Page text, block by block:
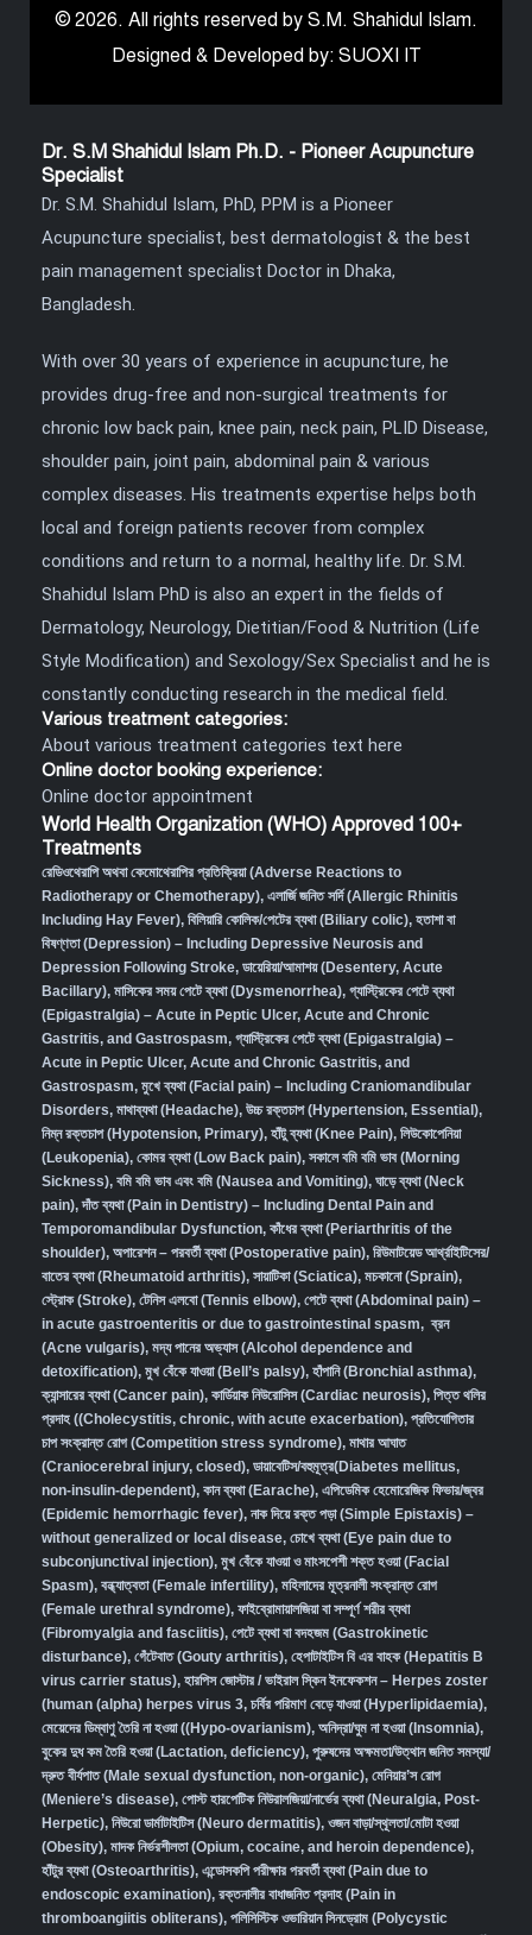
© 2026. All rights reserved by S.M. Shahidul Islam.
Designed & Developed by: SUOXI IT
Dr. S.M Shahidul Islam Ph.D. - Pioneer Acupuncture
Specialist
Dr. S.M. Shahidul Islam, PhD, PPM is a Pioneer
Acupuncture specialist, best dermatologist & the best
pain management specialist Doctor in Dhaka,
Bangladesh.
With over 30 years of experience in acupuncture, he
provides drug-free and non-surgical treatments for
chronic low back pain, knee pain, neck pain, PLID Disease,
shoulder pain, joint pain, abdominal pain & various
complex diseases. His treatments expertise helps both
local and foreign patients recover from complex
conditions and return to a normal, healthy life. Dr. S.M.
Shahidul Islam PhD is also an expert in the fields of
Dermatology, Neurology, Dietitian/Food & Nutrition (Life
Style Modification) and Sexology/Sex Specialist and he is
constantly conducting research in the medical field.
Various treatment categories:
About various treatment categories text here
Online doctor booking experience:
Online doctor appointment
World Health Organization (WHO) Approved 100+
Treatments
রেডিওথেরাপি অথবা কেমোথেরাপির প্রতিক্রিয়া (Adverse Reactions to
Radiotherapy or Chemotherapy), এলার্জি জনিত সর্দি (Allergic Rhinitis
Including Hay Fever), বিলিয়ারি কোলিক/পেটের ব্যথা (Biliary colic), হতাশা বা
বিষণ্ণতা (Depression) – Including Depressive Neurosis and
Depression Following Stroke, ডায়েরিয়া/আমাশয় (Desentery, Acute
Bacillary), মাসিকের সময় পেটে ব্যথা (Dysmenorrhea), গ্যাস্ট্রিকের পেটে ব্যথা
(Epigastralgia) – Acute in Peptic Ulcer, Acute and Chronic
Gastritis, and Gastrospasm, গ্যাস্ট্রিকের পেটে ব্যথা (Epigastralgia) –
Acute in Peptic Ulcer, Acute and Chronic Gastritis, and
Gastrospasm, মুখে ব্যথা (Facial pain) – Including Craniomandibular
Disorders, মাথাব্যথা (Headache), উচ্চ রক্তচাপ (Hypertension, Essential),
নিম্ন রক্তচাপ (Hypotension, Primary), হাঁটু ব্যথা (Knee Pain), লিউকোপেনিয়া
(Leukopenia), কোমর ব্যথা (Low Back pain), সকালে বমি বমি ভাব (Morning
Sickness), বমি বমি ভাব এবং বমি (Nausea and Vomiting), ঘাড়ে ব্যথা (Neck
pain),দাঁত ব্যথা (Pain in Dentistry) – Including Dental Pain and
Temporomandibular Dysfunction, কাঁধের ব্যথা (Periarthritis of the
shoulder), অপারেশন – পরবর্তী ব্যথা (Postoperative pain), রিউমাটয়েড আর্থ্রাইটিসের/
বাতের ব্যথা (Rheumatoid arthritis), সায়াটিকা (Sciatica), মচকানো (Sprain),
স্ট্রোক (Stroke), টেনিস এলবো (Tennis elbow), পেটে ব্যথা (Abdominal pain) –
in acute gastroenteritis or due to gastrointestinal spasm, ব্রন
(Acne vulgaris), মদ্য পানের অভ্যাস (Alcohol dependence and
detoxification), মুখ বেঁকে যাওয়া (Bell’s palsy), হাঁপানি (Bronchial asthma),
ক্যান্সারের ব্যথা (Cancer pain), কার্ডিয়াক নিউরোসিস (Cardiac neurosis), পিত্ত থলির
প্রদাহ ((Cholecystitis, chronic, with acute exacerbation), প্রতিযোগিতার
চাপ সংক্রান্ত রোগ (Competition stress syndrome), মাথার আঘাত
(Craniocerebral injury, closed), ডায়াবেটিস/বহুমূত্র(Diabetes mellitus,
non-insulin-dependent), কান ব্যথা (Earache), এপিডেমিক হেমোরেজিক ফিভার/জ্বর
(Epidemic hemorrhagic fever), নাক দিয়ে রক্ত পড়া (Simple Epistaxis) –
without generalized or local disease, চোখে ব্যথা (Eye pain due to
subconjunctival injection), মুখ বেঁকে যাওয়া ও মাংসপেশী শক্ত হওয়া (Facial
Spasm), বন্ধ্যাত্বতা (Female infertility), মহিলাদের মূত্রনালী সংক্রান্ত রোগ
(Female urethral syndrome), ফাইব্রোমায়ালজিয়া বা সম্পূর্ণ শরীর ব্যথা
(Fibromyalgia and fasciitis), পেটে ব্যথা বা বদহজম (Gastrokinetic
disturbance), গেঁটেবাত (Gouty arthritis), হেপাটাইটিস বি এর বাহক (Hepatitis B
virus carrier status), হারপিস জোস্টার / ভাইরাল স্কিন ইনফেকশন – Herpes zoster
(human (alpha) herpes virus 3, চর্বির পরিমাণ বেড়ে যাওয়া (Hyperlipidaemia),
মেয়েদের ডিম্বাণু তৈরি না হওয়া ((Hypo-ovarianism), অনিদ্রা/ঘুম না হওয়া (Insomnia),
বুকের দুধ কম তৈরি হওয়া (Lactation, deficiency), পুরুষদের অক্ষমতা/উত্থান জনিত সমস্যা/
দ্রুত বীর্যপাত (Male sexual dysfunction, non-organic), মেনিয়ার’স রোগ
(Meniere’s disease), পোস্ট হারপেটিক নিউরালজিয়া/নার্ভের ব্যথা (Neuralgia, Post-
Herpetic), নিউরো ডার্মাটাইটিস (Neuro dermatitis), ওজন বাড়া/স্থূলতা/মোটা হওয়া
(Obesity), মাদক নির্ভরশীলতা (Opium, cocaine, and heroin dependence),
হাঁটুর ব্যথা (Osteoarthritis), এন্ডোসকপি পরীক্ষার পরবর্তী ব্যথা (Pain due to
endoscopic examination), রক্তনালীর বাধাজনিত প্রদাহ (Pain in
thromboangiitis obliterans), পলিসিস্টিক ওভারিয়ান সিনড্রোম (Polycystic